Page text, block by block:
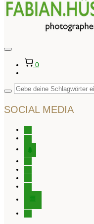
Seitenleiste
Navigation
umschalten
0
SOCIAL MEDIA
facebook
tree
x
pinterest
editor-
kitchensink